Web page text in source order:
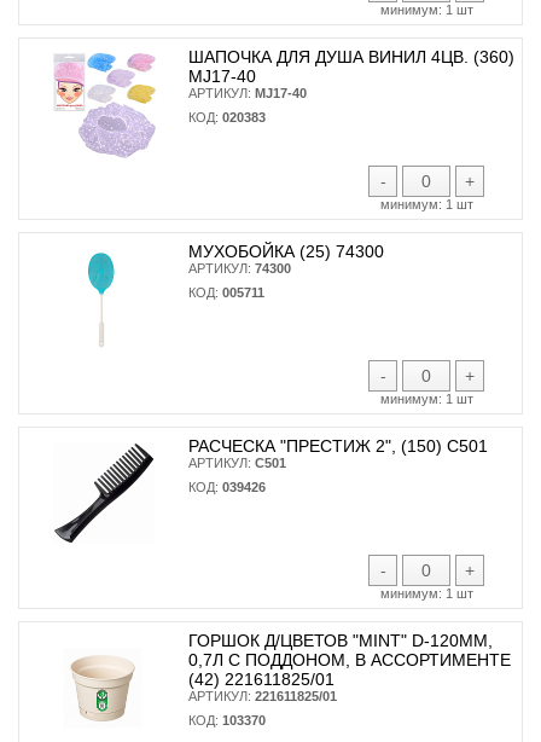
минимум: 1 шт
ШАПОЧКА ДЛЯ ДУША ВИНИЛ 4ЦВ. (360)
MJ17-40
АРТИКУЛ: MJ17-40
КОД: 020383
- +
минимум: 1 шт
МУХОБОЙКА (25) 74300
АРТИКУЛ: 74300
КОД: 005711
- +
минимум: 1 шт
РАСЧЕСКА "ПРЕСТИЖ 2", (150) С501
АРТИКУЛ: С501
КОД: 039426
- +
минимум: 1 шт
ГОРШОК Д/ЦВЕТОВ "MINT" D-120ММ,
0,7Л С ПОДДОНОМ, В АССОРТИМЕНТЕ
(42) 221611825/01
АРТИКУЛ: 221611825/01
КОД: 103370